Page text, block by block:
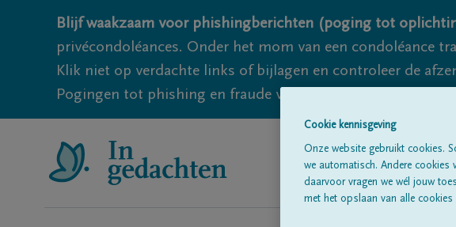
Blijf waakzaam voor phishingberichten (poging tot
privécondoléances. Onder het mom van een condoléance
Klik niet op verdachte links of bijlagen en controleer de
Pogingen tot phishing en fraude vallen echter nooit
Cookie kennisgeving
Onze website gebruikt cookies.
we automatisch. Andere cookies
daarvoor vragen we wél jouw
met het opslaan van alle